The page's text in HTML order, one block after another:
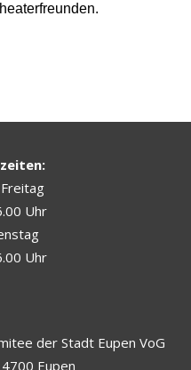
Uhr
Uhr
der Stadt Eupen VoG
Eupen